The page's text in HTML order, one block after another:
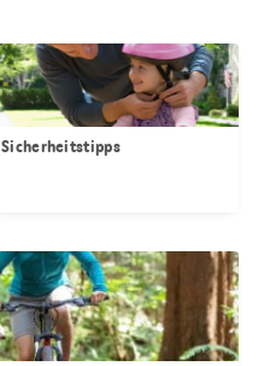
Sicherheitstipps